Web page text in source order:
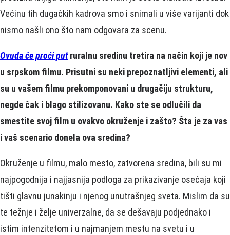
Većinu tih dugačkih kadrova smo i snimali u više varijanti dok
nismo našli ono što nam odgovara za scenu.
Ovuda će proći putruralnu sredinu tretira na način koji je nov
u srpskom filmu. Prisutni su neki prepoznatljivi elementi, ali
su u vašem filmu prekomponovani u drugačiju strukturu,
negde čak i blago stilizovanu. Kako ste se odlučili da
smestite svoj film u ovakvo okruženje i zašto? Šta je za vas
i vaš scenario donela ova sredina?
Okruženje u filmu, malo mesto, zatvorena sredina, bili su mi
najpogodnija i najjasnija podloga za prikazivanje osećaja koji
tišti glavnu junakinju i njenog unutrašnjeg sveta. Mislim da su
te težnje i želje univerzalne, da se dešavaju podjednako i
istim intenzitetom i u najmanjem mestu na svetu i u